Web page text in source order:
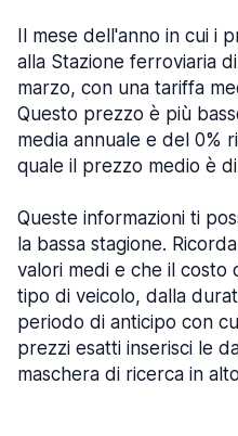
Il mese dell'anno in cui i
alla Stazione ferroviaria
marzo, con una tariffa
Questo prezzo è più
media annuale e del 0%
quale il prezzo medio è
Queste informazioni ti
la bassa stagione.
valori medi e che il costo
tipo di veicolo, dalla
periodo di anticipo con
prezzi esatti inserisci le
maschera di ricerca in